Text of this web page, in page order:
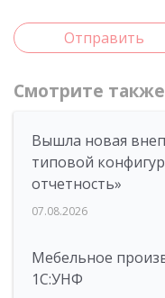
Отправить
Смотрите также
Вышла новая
типовой
отчетность»
07.08.2026
Мебельное
1С:УНФ